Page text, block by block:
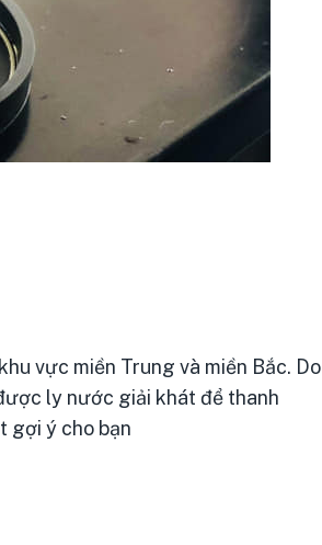
vực miền Trung và miền Bắc. Do
ly nước giải khát để thanh
gợi ý cho bạn